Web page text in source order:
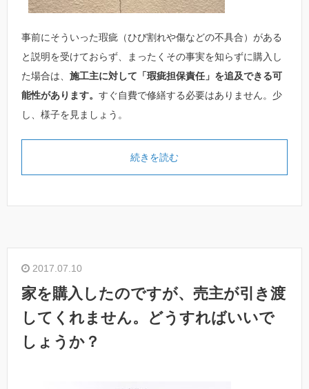
事前にそういった瑕疵（ひび割れや傷などの不具合）がある
と説明を受けておらず、まったくその事実を知らずに購入し
た場合は、 施工主に対して「瑕疵担保責任」を追及できる可
能性があります。 すぐ自費で修繕する必要はありません。少
し、様子を見ましょう。
続きを読む
2017.07.10
家を購入したのですが、売主が引き渡
してくれません。どうすればいいで
しょうか？